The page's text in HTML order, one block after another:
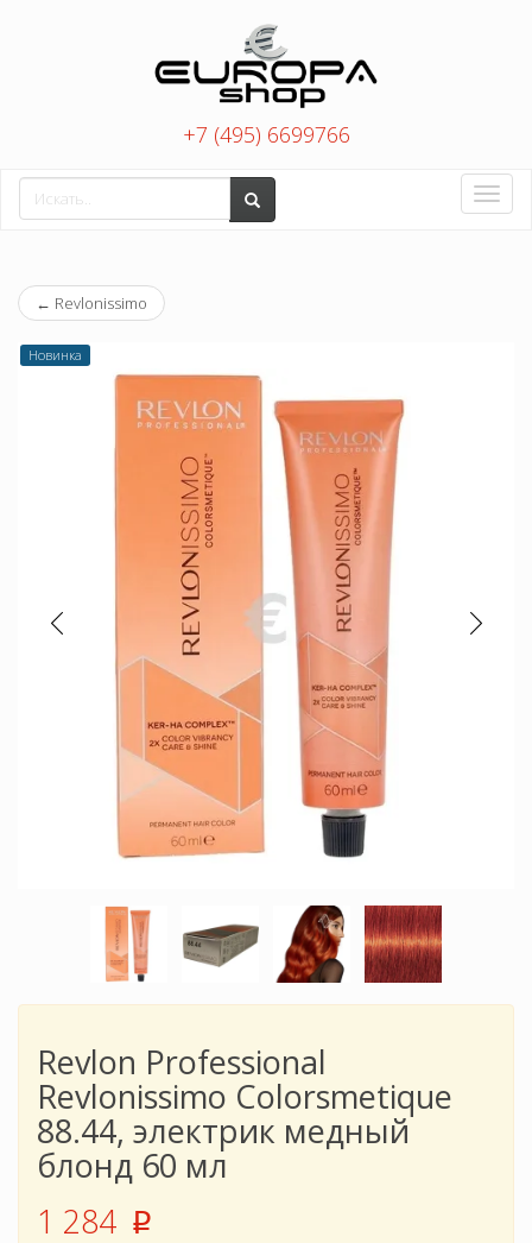
+7 (495) 6699766
Toggle
← Revlonissimo
Новинка
Revlon Professional
Revlonissimo Colorsmetique
88.44, электрик медный
блонд 60 мл
1 284 p